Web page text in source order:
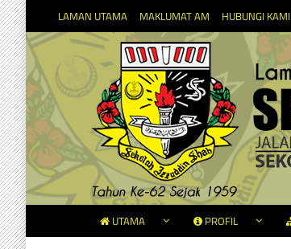
LAMAN UTAMA MAKLUMAT AM HUBUNGI KAMI
UTAMA PROFIL